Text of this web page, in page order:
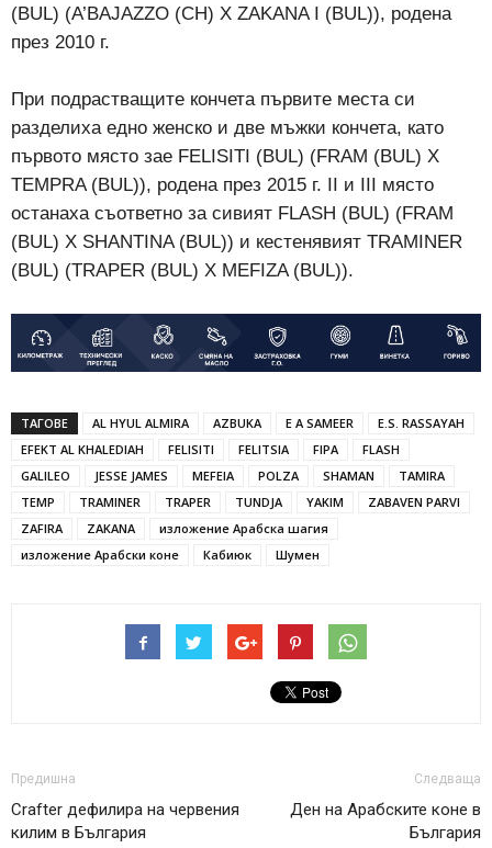
(BUL) (A’BAJAZZO (CH) X ZAKANA I (BUL)), родена
през 2010 г.
При подрастващите кончета първите места си
разделиха едно женско и две мъжки кончета, като
първото място зае FELISITI (BUL) (FRAM (BUL) X
TEMPRA (BUL)), родена през 2015 г. II и III място
останаха съответно за сивият FLASH (BUL) (FRAM
(BUL) X SHANTINA (BUL)) и кестенявият TRAMINER
(BUL) (TRAPER (BUL) X MEFIZA (BUL)).
ТАГОВЕ AL HYUL ALMIRA AZBUKA E A SAMEER
E.S. RASSAYAH
EFEKT AL KHALEDIAH
FELISITI FELITSIA FIPA
FLASH
GALILEO
JESSE JAMES MEFEIA POLZA SHAMAN
TAMIRA
TEMP
TRAMINER TRAPER TUNDJA YAKIM
ZABAVEN PARVI
ZAFIRA
ZAKANA
изложение Арабска шагия
изложение Арабски коне
Кабиюк Шумен
Предишна
Crafter дефилира на червения
килим в България
Следваща
Ден на Арабските коне в
България